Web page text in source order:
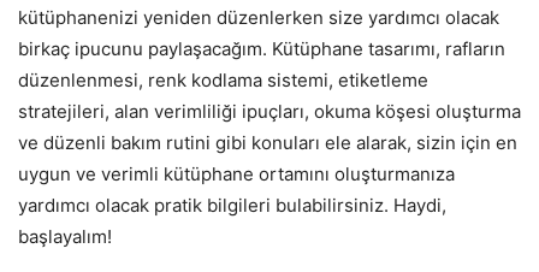
kütüphanenizi yeniden düzenlerken size yardımcı olacak
birkaç ipucunu paylaşacağım. Kütüphane tasarımı, rafların
düzenlenmesi, renk kodlama sistemi, etiketleme
stratejileri, alan verimliliği ipuçları, okuma köşesi oluşturma
ve düzenli bakım rutini gibi konuları ele alarak, sizin için en
uygun ve verimli kütüphane ortamını oluşturmanıza
yardımcı olacak pratik bilgileri bulabilirsiniz. Haydi,
başlayalım!